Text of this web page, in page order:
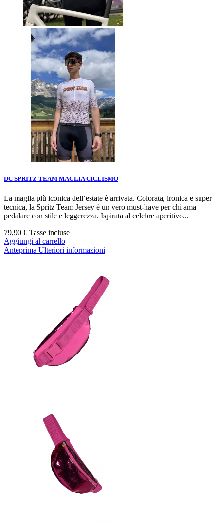
DC SPRITZ TEAM MAGLIA CICLISMO
La maglia più iconica dell’estate è arrivata. Colorata, ironica e super
tecnica, la Spritz Team Jersey è un vero must-have per chi ama
pedalare con stile e leggerezza. Ispirata al celebre aperitivo...
79,90 € Tasse incluse
Aggiungi al carrello
Anteprima Ulteriori informazioni